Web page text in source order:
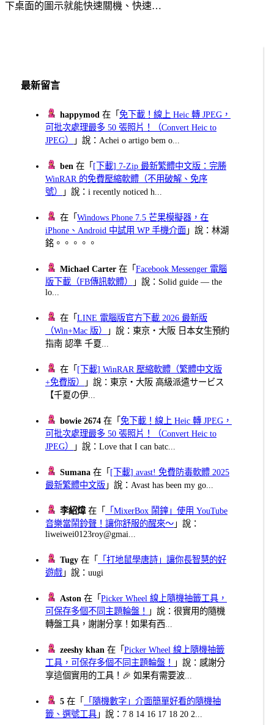
下桌面的圖示就能快速關機、快速…
最新留言
happymod 在「免下載！線上 Heic 轉 JPEG，
可批次處理最多 50 張照片！（Convert Heic to
JPEG）
」說：Achei o artigo bem o...
ben 在「 [下載] 7-Zip 最新繁體中文版：完勝
WinRAR 的免費壓縮軟體（不用破解、免序
號）
」說：i recently noticed h...
在「Windows Phone 7.5 芒果模擬器，在
iPhone、Android 中試用 WP 手機介面 」說：林湖
銘。。。。。
Michael Carter 在「Facebook Messenger 電腦
版下載（FB傳訊軟體）
」說：Solid guide — the
lo...
在「LINE 電腦版官方下載 2026 最新版
（Win+Mac 版）
」說：東京・大阪 日本女生預約
指南 認準 千夏...
在「 [下載] WinRAR 壓縮軟體（繁體中文版
+免費版）
」說：東京・大阪 高級派遣サービス
【千夏の伊...
bowie 2674 在「免下載！線上 Heic 轉 JPEG，
可批次處理最多 50 張照片！（Convert Heic to
JPEG）
」說：Love that I can batc...
Sumana 在「 [下載] avast! 免費防毒軟體 2025
最新繁體中文版 」說：Avast has been my go...
李紹煒在「
「MixerBox 鬧鐘」使用 YouTube
音樂當鬧鈴聲！讓你舒服的醒來～ 」說：
liweiwei0123roy@gmai...
Tugy 在「
「打地鼠學唐詩」讓你長智慧的好
遊戲 」說：uugi
Aston 在「Picker Wheel 線上隨機抽籤工具，
可保存多個不同主題輪盤！
」說：很實用的隨機
轉盤工具，謝謝分享！如果有西...
zeeshy khan 在「Picker Wheel 線上隨機抽籤
工具，可保存多個不同主題輪盤！
」說：感謝分
享這個實用的工具！🎉 如果有需要波...
5 在「
「隨機數字」介面簡單好看的隨機抽
籤、選號工具 」說：7 8 14 16 17 18 20 2...